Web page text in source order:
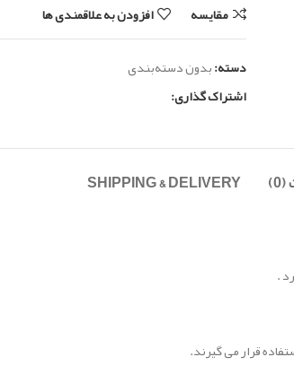
مقایسه
افزودن به علاقمندی ها
دسته:بدون دسته‌بندی
اشتراک گذاری:
SHIPPING & DELIVERY
.
قرار می گیرند.